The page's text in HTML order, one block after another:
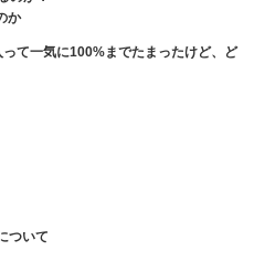
か
て一気に100%までたまったけど、ど
ついて